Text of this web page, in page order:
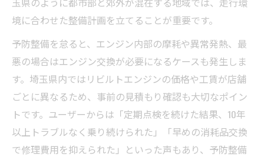
境に合わせた整備計画を立てることが重要です。
予防整備を怠ると、エンジン内部の摩耗や異常発熱、最
悪の場合はエンジン交換が必要になるケースも発生しま
す。埼玉県内ではリビルトエンジンの価格や工賃が店舗
ごとに異なるため、事前の見積もり確認も大切なポイン
トです。ユーザーからは「定期点検を続けた結果、10年
以上トラブルなく乗り続けられた」「早めの消耗品交換
で修理費用を抑えられた」といった声もあり、予防整備